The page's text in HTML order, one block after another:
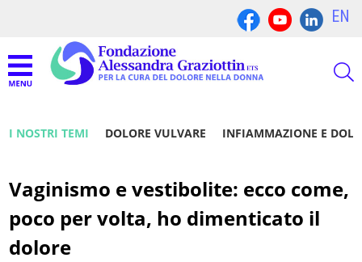
EN
I NOSTRI TEMI DOLORE VULVARE INFIAMMAZIONE E
Vaginismo e vestibolite: ecco come,
poco per volta, ho dimenticato il
dolore